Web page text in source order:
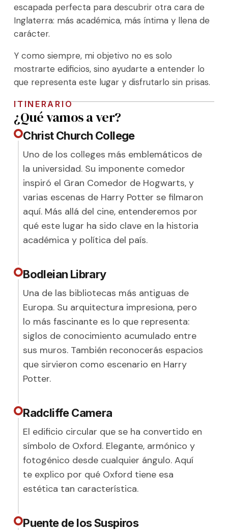
escapada perfecta para descubrir otra cara de
Inglaterra: más académica, más íntima y llena de
carácter.
Y como siempre, mi objetivo no es solo
mostrarte edificios, sino ayudarte a entender lo
que representa este lugar y disfrutarlo sin prisas.
ITINERARIO
¿Qué vamos a ver?
Christ Church College
Uno de los colleges más emblemáticos de
la universidad. Su imponente comedor
inspiró el Gran Comedor de Hogwarts, y
varias escenas de Harry Potter se filmaron
aquí. Más allá del cine, entenderemos por
qué este lugar ha sido clave en la historia
académica y política del país.
Bodleian Library
Una de las bibliotecas más antiguas de
Europa. Su arquitectura impresiona, pero
lo más fascinante es lo que representa:
siglos de conocimiento acumulado entre
sus muros. También reconocerás espacios
que sirvieron como escenario en Harry
Potter.
Radcliffe Camera
El edificio circular que se ha convertido en
símbolo de Oxford. Elegante, armónico y
fotogénico desde cualquier ángulo. Aquí
te explico por qué Oxford tiene esa
estética tan característica.
Puente de los Suspiros